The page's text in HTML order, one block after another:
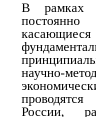
В рамках
постоянно
научно-
России,